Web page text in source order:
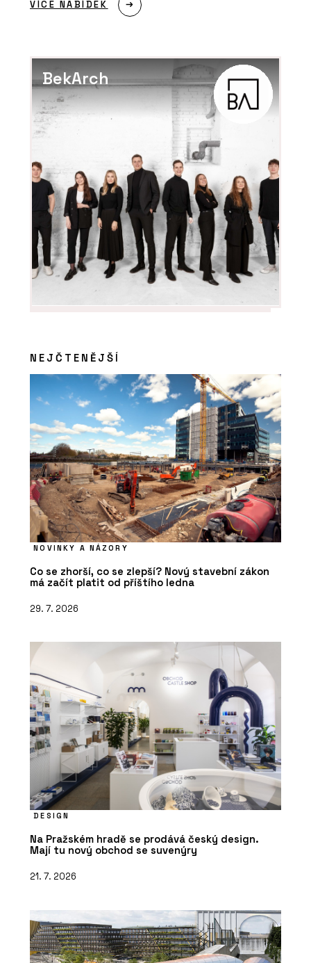
Nové kanceláře v budově ze 60. let
inspirované brutalismem navazují na
to nejlepší z minulosti
Seating
VÍCE NABÍDEK
BekArch
NEJČTENĚJŠÍ
NOVINKY A NÁZORY
Co se zhorší, co se zlepší? Nový stavební zákon
má začít platit od příštího ledna
29. 7. 2026
DESIGN
Na Pražském hradě se prodává český design.
Mají tu nový obchod se suvenýry
21. 7. 2026